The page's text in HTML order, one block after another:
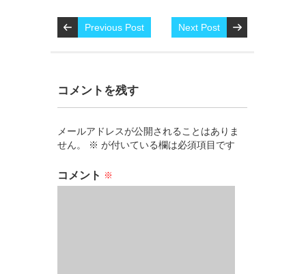
Previous Post Next Post
コメントを残す
メールアドレスが公開されることはありま
せん。
※ が付いている欄は必須項目です
コメント ※